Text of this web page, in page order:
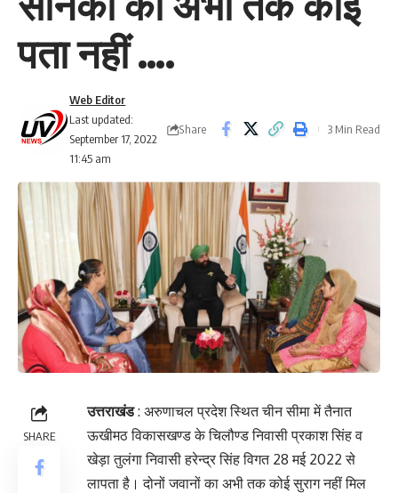
पता नहीं ….
Last updated:
September 17, 2022
11:45 am
Web Editor
Share 3 Min Read
SHARE
उत्तराखंड: अरुणाचल प्रदेश स्थित चीन सीमा में तैनात
ऊखीमठ विकासखण्ड के चिलौण्ड निवासी प्रकाश सिंह व
खेड़ा तुलंगा निवासी हरेन्द्र सिंह विगत 28 मई 2022 से
लापता है। दोनों जवानों का अभी तक कोई सुराग नहीं मिल